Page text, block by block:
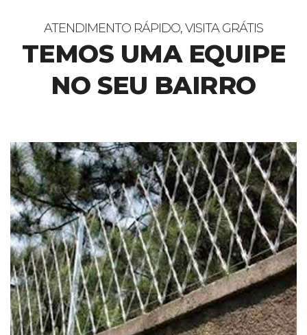
ATENDIMENTO RÁPIDO, VISITA GRÁTIS
TEMOS UMA EQUIPE
NO SEU BAIRRO